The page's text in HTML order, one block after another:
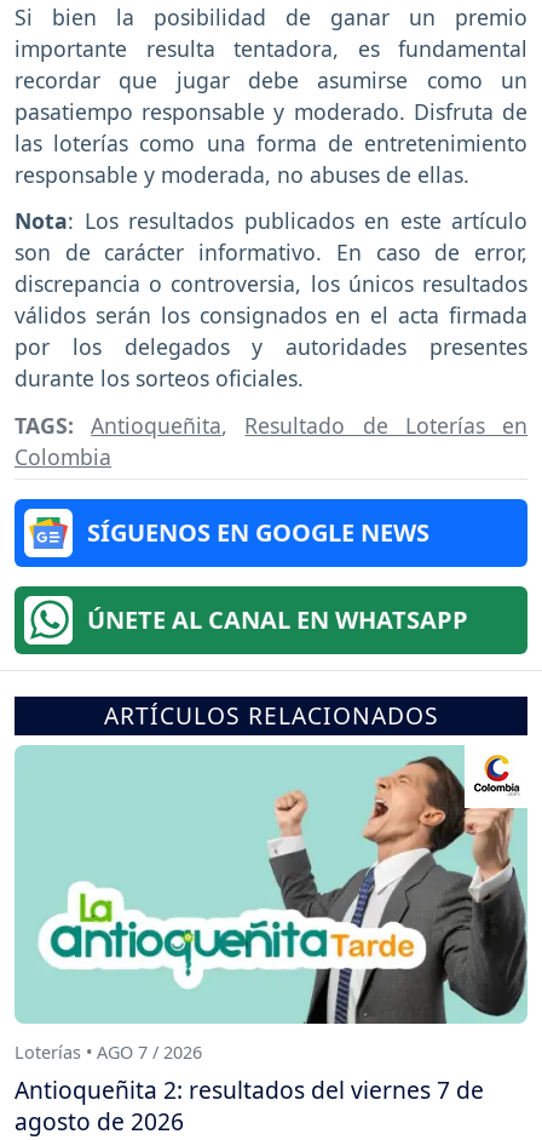
Si bien la posibilidad de ganar un premio
importante resulta tentadora, es fundamental
recordar que jugar debe asumirse como un
pasatiempo responsable y moderado. Disfruta de
las loterías como una forma de entretenimiento
responsable y moderada, no abuses de ellas.
Nota: Los resultados publicados en este artículo
son de carácter informativo. En caso de error,
discrepancia o controversia, los únicos resultados
válidos serán los consignados en el acta firmada
por los delegados y autoridades presentes
durante los sorteos oficiales.
TAGS:Antioqueñita, Resultado de Loterías en
Colombia
SÍGUENOS EN GOOGLE NEWS
ÚNETE AL CANAL EN WHATSAPP
ARTÍCULOS RELACIONADOS
Loterías • AGO 7 / 2026
Antioqueñita 2: resultados del viernes 7 de
agosto de 2026